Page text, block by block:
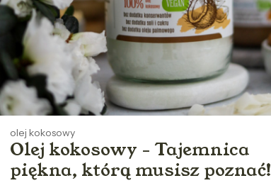
olej kokosowy
Olej kokosowy - Tajemnica
piękna, którą musisz poznać!